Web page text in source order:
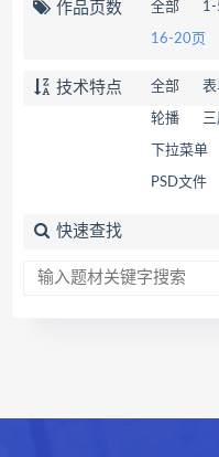
作品页数 全部 1-
16-20页
技术特点 全部 表
轮播
下拉菜单
PSD文件
快速查找